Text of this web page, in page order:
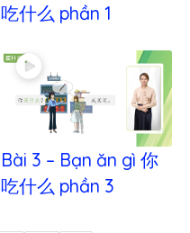
吃什么 phần 1
Bài 3 – Bạn ăn gì 你
吃什么 phần 3